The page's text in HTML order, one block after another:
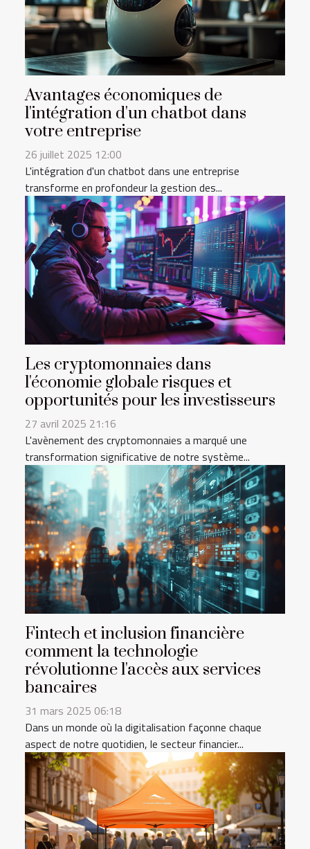
Avantages économiques de
l'intégration d'un chatbot dans
votre entreprise
26 juillet 2025 12:00
L'intégration d'un chatbot dans une entreprise
transforme en profondeur la gestion des...
Les cryptomonnaies dans
l'économie globale risques et
opportunités pour les investisseurs
27 avril 2025 21:16
L'avènement des cryptomonnaies a marqué une
transformation significative de notre système...
Fintech et inclusion financière
comment la technologie
révolutionne l'accès aux services
bancaires
31 mars 2025 06:18
Dans un monde où la digitalisation façonne chaque
aspect de notre quotidien, le secteur financier...